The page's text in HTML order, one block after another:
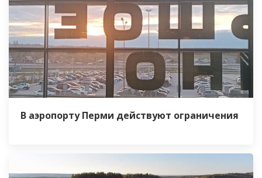
В аэропорту Перми действуют ограничения